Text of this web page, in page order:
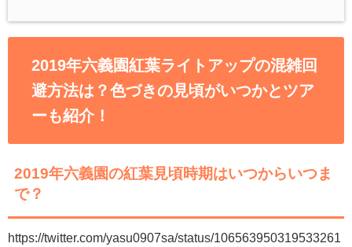
2019年六義園紅葉ライトアップの混雑回
避方法は？色づきの見頃がいつかとツア
ーも紹介！
2019年六義園の紅葉見頃時期はいつからいつま
で？
https://twitter.com/yasu0907sa/status/106563950319533261